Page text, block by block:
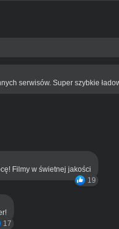
serwisów. Super szybkie
Filmy w świetnej jakości
19
17